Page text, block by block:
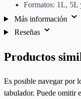
Formatos: 1L, 5L
Más información
Reseñas
Productos
Es posible navegar por
tabulador. Puede omitir